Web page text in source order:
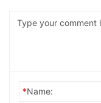
*Name: